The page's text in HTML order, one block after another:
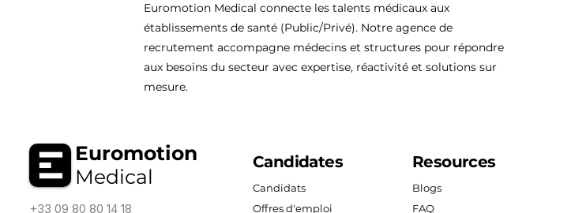
Euromotion Medical connecte les talents médicaux aux
établissements de santé (Public/Privé). Notre agence de
recrutement accompagne médecins et structures pour répondre
aux besoins du secteur avec expertise, réactivité et solutions sur
mesure.
Euromotion
Medical
+33 09 80 80 14 18
Candidates
Candidats
Offres d'emploi
Resources
Blogs
FAQ